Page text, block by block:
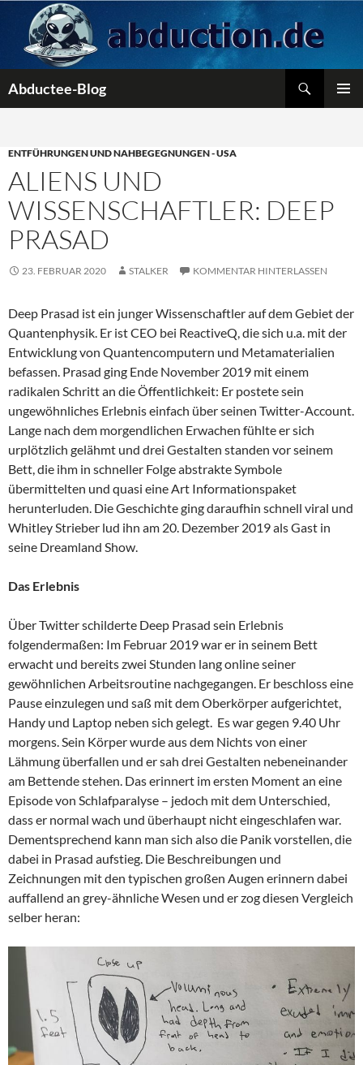
Inhalt
springen
Abductee-Blog
ENTFÜHRUNGEN UND NAHBEGEGNUNGEN - USA
ALIENS UND
WISSENSCHAFTLER: DEEP
PRASAD
23. FEBRUAR 2020 STALKER KOMMENTAR HINTERLASSEN
Deep Prasad ist ein junger Wissenschaftler auf dem Gebiet der
Quantenphysik. Er ist CEO bei ReactiveQ, die sich u.a. mit der
Entwicklung von Quantencomputern und Metamaterialien
befassen. Prasad ging Ende November 2019 mit einem
radikalen Schritt an die Öffentlichkeit: Er postete sein
ungewöhnliches Erlebnis einfach über seinen Twitter-Account.
Lange nach dem morgendlichen Erwachen fühlte er sich
urplötzlich gelähmt und drei Gestalten standen vor seinem
Bett, die ihm in schneller Folge abstrakte Symbole
übermittelten und quasi eine Art Informationspaket
herunterluden. Die Geschichte ging daraufhin schnell viral und
Whitley Strieber lud ihn am 20. Dezember 2019 als Gast in
seine Dreamland Show.
Das Erlebnis
Über Twitter schilderte Deep Prasad sein Erlebnis
folgendermaßen: Im Februar 2019 war er in seinem Bett
erwacht und bereits zwei Stunden lang online seiner
gewöhnlichen Arbeitsroutine nachgegangen. Er beschloss eine
Pause einzulegen und saß mit dem Oberkörper aufgerichtet,
Handy und Laptop neben sich gelegt. Es war gegen 9.40 Uhr
morgens. Sein Körper wurde aus dem Nichts von einer
Lähmung überfallen und er sah drei Gestalten nebeneinander
am Bettende stehen. Das erinnert im ersten Moment an eine
Episode von Schlafparalyse – jedoch mit dem Unterschied,
dass er normal wach und überhaupt nicht eingeschlafen war.
Dementsprechend kann man sich also die Panik vorstellen, die
dabei in Prasad aufstieg. Die Beschreibungen und
Zeichnungen mit den typischen großen Augen erinnern dabei
auffallend an grey-ähnliche Wesen und er zog diesen Vergleich
selber heran: